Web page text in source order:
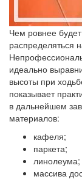
Чем ровнее
распределяться
идеально
высоты при
показывает
в дальнейшем
материалов:
кафеля;
паркета;
линолеума;
массива